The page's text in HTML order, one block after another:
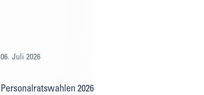
06. Juli 2026
Personalratswahlen 2026